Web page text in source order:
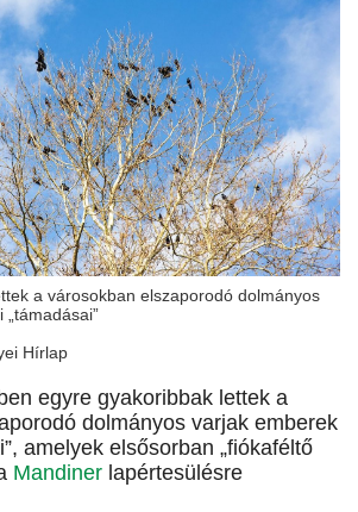
a városokban elszaporodó dolmányos
Hírlap
egyre gyakoribbak lettek a
dolmányos varjak emberek
amelyek elsősorban „fiókaféltő
Mandiner lapértesülésre